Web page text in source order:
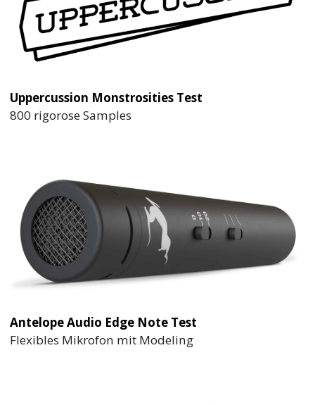
Uppercussion Monstrosities Test
800 rigorose Samples
Antelope Audio Edge Note Test
Flexibles Mikrofon mit Modeling